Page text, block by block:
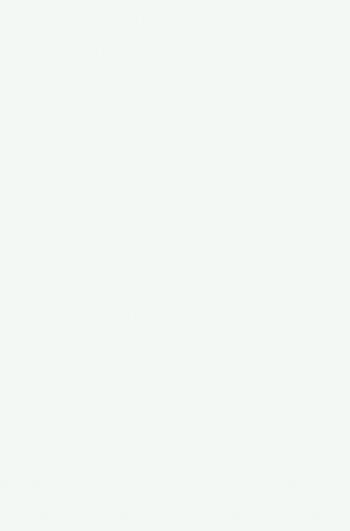
à toutes vos envies, tout
cuisine équilibrée, gourmande et
manger léger tout en se
que vous pouvez en
apporte environ 110 kcal. C’est
de dinde est surtout riche en
musculaire, la récupération
ceux qui veulent garder la ligne ou